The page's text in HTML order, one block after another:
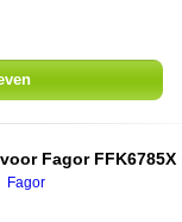
Fagor FFK6785X
Fagor